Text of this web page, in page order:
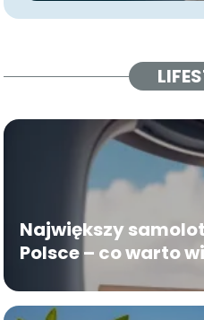
Największy
Polsce – co warto